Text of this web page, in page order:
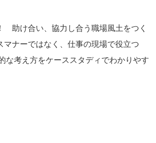
助け合い、協力し合う職場風土をつく
マナーではなく、仕事の現場で役立つ
な考え方をケーススタディでわかりやす